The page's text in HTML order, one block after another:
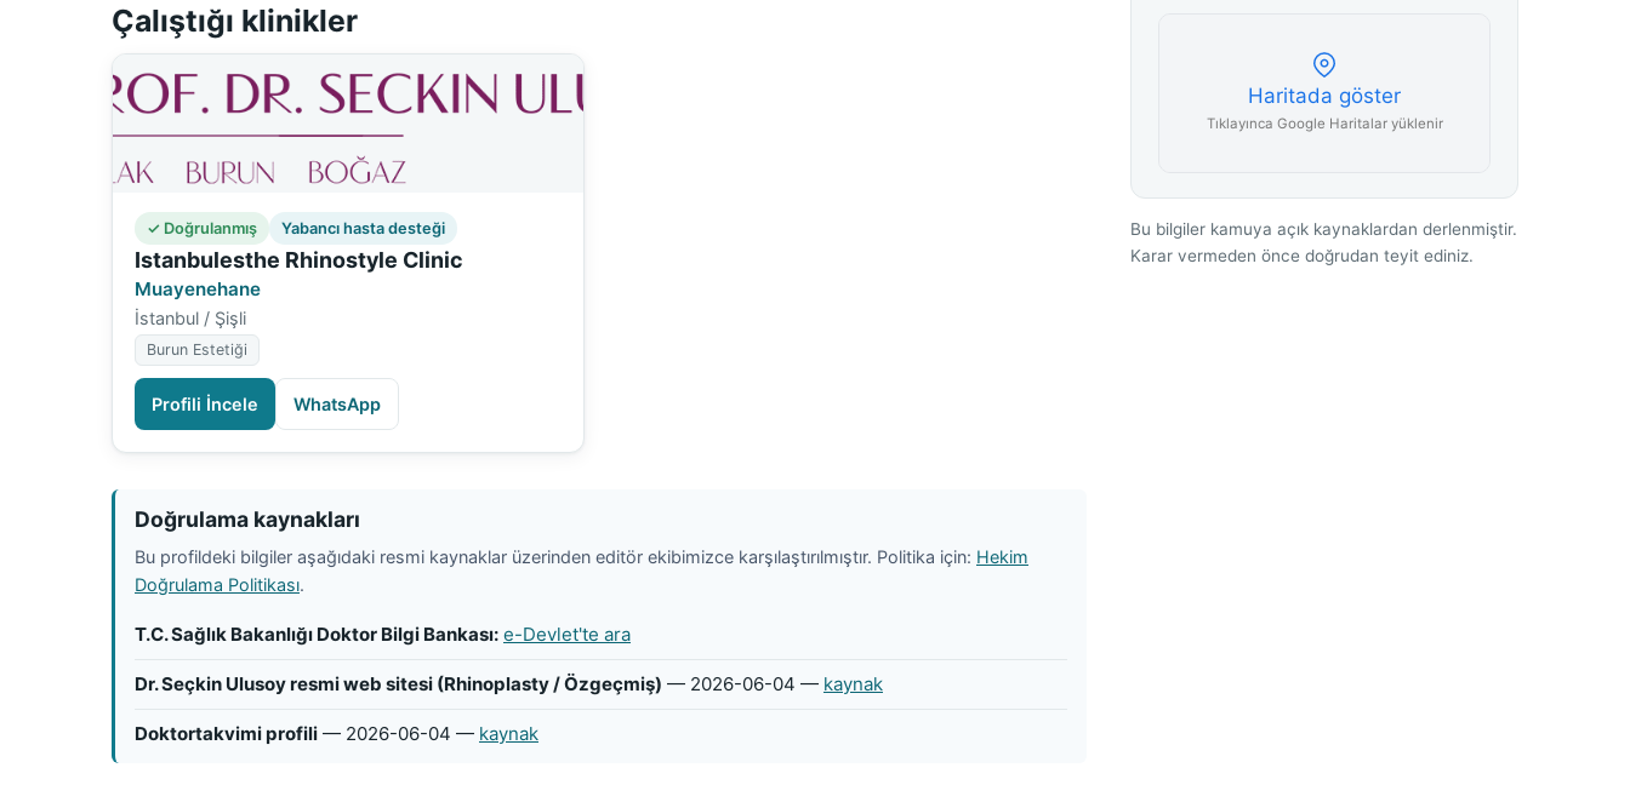
Çalıştığı klinikler
✓ Doğrulanmış Yabancı hasta desteği
Istanbulesthe Rhinostyle Clinic
Muayenehane
İstanbul / Şişli
Burun Estetiği
Profili İncele WhatsApp
Doğrulama kaynakları
Bu profildeki bilgiler aşağıdaki resmi kaynaklar üzerinden editör ekibimizce karşılaştırılmıştır. Politika için: Hekim
Doğrulama Politikası.
T.C. Sağlık Bakanlığı Doktor Bilgi Bankası: e-Devlet'te ara
Dr. Seçkin Ulusoy resmi web sitesi (Rhinoplasty / Özgeçmiş) — 2026-06-04 — kaynak
Doktortakvimi profili — 2026-06-04 — kaynak
Haritada göster
Tıklayınca Google Haritalar yüklenir
Bu bilgiler kamuya açık kaynaklardan derlenmiştir.
Karar vermeden önce doğrudan teyit ediniz.